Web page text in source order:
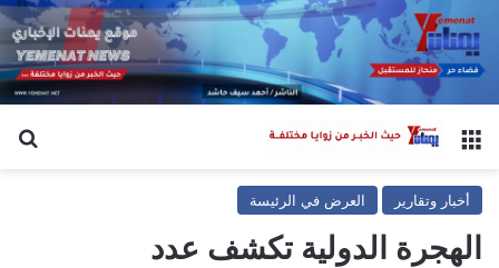
القائمة
أخبار وتقارير العرض في الرئيسة
الهجرة الدولية تكشف عدد